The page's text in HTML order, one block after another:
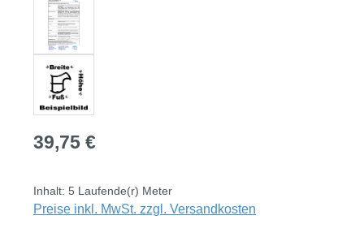
Regulärer Preis:
39,75 €
Inhalt: 5 Laufende(r) Meter
Preise inkl. MwSt. zzgl. Versandkosten